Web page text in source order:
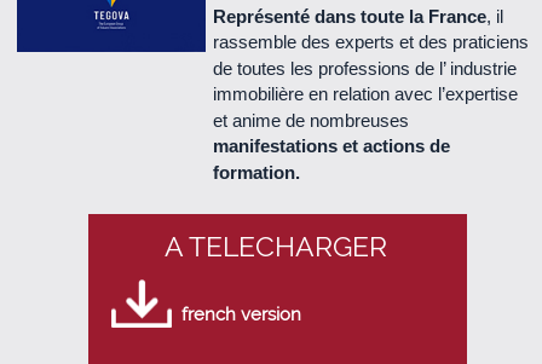
Le Cercle n°49 - juillet 2013 (500 Ko)
Le Cercle n°48 - mars 2013 (950 Ko)
Le Cercle n°47 - décembre 2012 (440 Ko)
Le Cercle n°46 - septembre 2012 (1.2 Mo)
Le Cercle n°45 - juillet 2012 (950 Ko)
Représenté dans toute la France, il
rassemble des experts et des praticiens
de toutes les professions de l’ industrie
immobilière en relation avec l’expertise
et anime de nombreuses
manifestations et actions de
formation.
A TELECHARGER
french version